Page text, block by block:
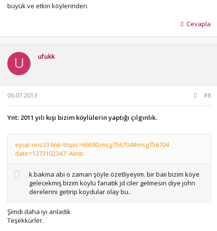
büyük ve etkin köylerinden.
Cevapla
U ufukk
06.07.2013 #8
Ynt: 2011 yılı kışı bizim köylülerin yaptığı çılgınlık.
eyup reis33 link=topic=66690.msg756704#msg756704
date=1373102347' Alıntı:
k.bakma abi o zaman şöyle özetliyeyim. bir baii bizim köye
gelecekmiş bizim köylü fanatik jd ciler gelmesin diye john
derelerini getirip koydular olay bu..
Şimdi daha iyi anladık
Teşekkürler.